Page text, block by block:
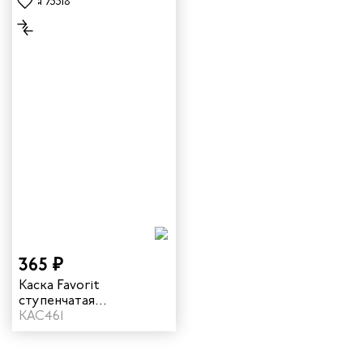
365 ₽
Каска Favorit
ступенчатая
регулировка цвет
синий
КАС461